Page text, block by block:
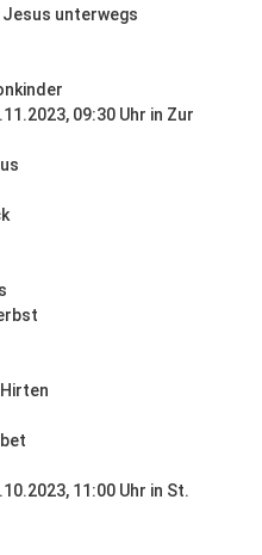
unterwegs
09:30 Uhr in Zur
11:00 Uhr in St.